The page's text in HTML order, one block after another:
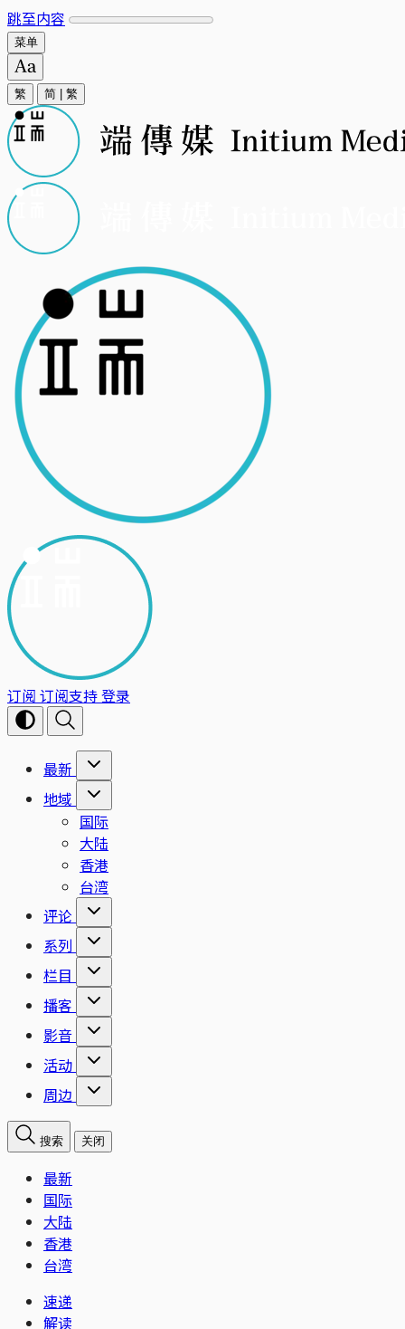
跳至内容
菜单
繁 简 繁
订阅 订阅支持登录
最新
地域
国际
大陆
香港
台湾
评论
系列
栏目
播客
影音
活动
周边
搜索 关闭
最新
国际
大陆
香港
台湾
速递
解读